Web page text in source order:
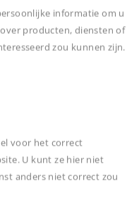
2026
informatie om u
producten, diensten of
zou kunnen zijn.
voor het correct
U kunt ze hier niet
anders niet correct zou